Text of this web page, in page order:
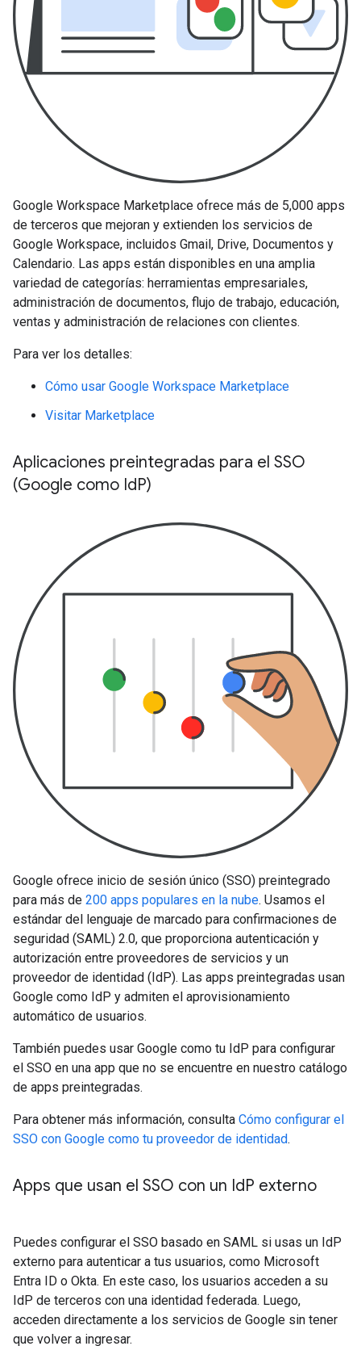
Google Workspace Marketplace ofrece más de 5,000 apps
de terceros que mejoran y extienden los servicios de
Google Workspace, incluidos Gmail, Drive, Documentos y
Calendario. Las apps están disponibles en una amplia
variedad de categorías: herramientas empresariales,
administración de documentos, flujo de trabajo, educación,
ventas y administración de relaciones con clientes.
Para ver los detalles:
Cómo usar Google Workspace Marketplace
Visitar Marketplace
Aplicaciones preintegradas para el SSO
(Google como IdP)
Google ofrece inicio de sesión único (SSO) preintegrado
para más de 200 apps populares en la nube. Usamos el
estándar del lenguaje de marcado para confirmaciones de
seguridad (SAML) 2.0, que proporciona autenticación y
autorización entre proveedores de servicios y un
proveedor de identidad (IdP). Las apps preintegradas usan
Google como IdP y admiten el aprovisionamiento
automático de usuarios.
También puedes usar Google como tu IdP para configurar
el SSO en una app que no se encuentre en nuestro catálogo
de apps preintegradas.
Para obtener más información, consulta Cómo configurar el
SSO con Google como tu proveedor de identidad.
Apps que usan el SSO con un IdP externo
Puedes configurar el SSO basado en SAML si usas un IdP
externo para autenticar a tus usuarios, como Microsoft
Entra ID o Okta. En este caso, los usuarios acceden a su
IdP de terceros con una identidad federada. Luego,
acceden directamente a los servicios de Google sin tener
que volver a ingresar.